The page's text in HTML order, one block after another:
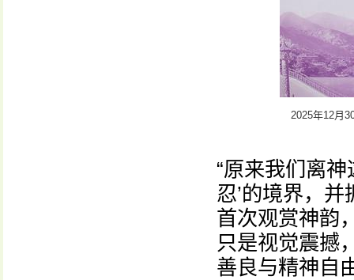
2025年12月
“原来我们离
忍’的境界，
首次观赏神韵
只是视觉震撼
善良与精神自